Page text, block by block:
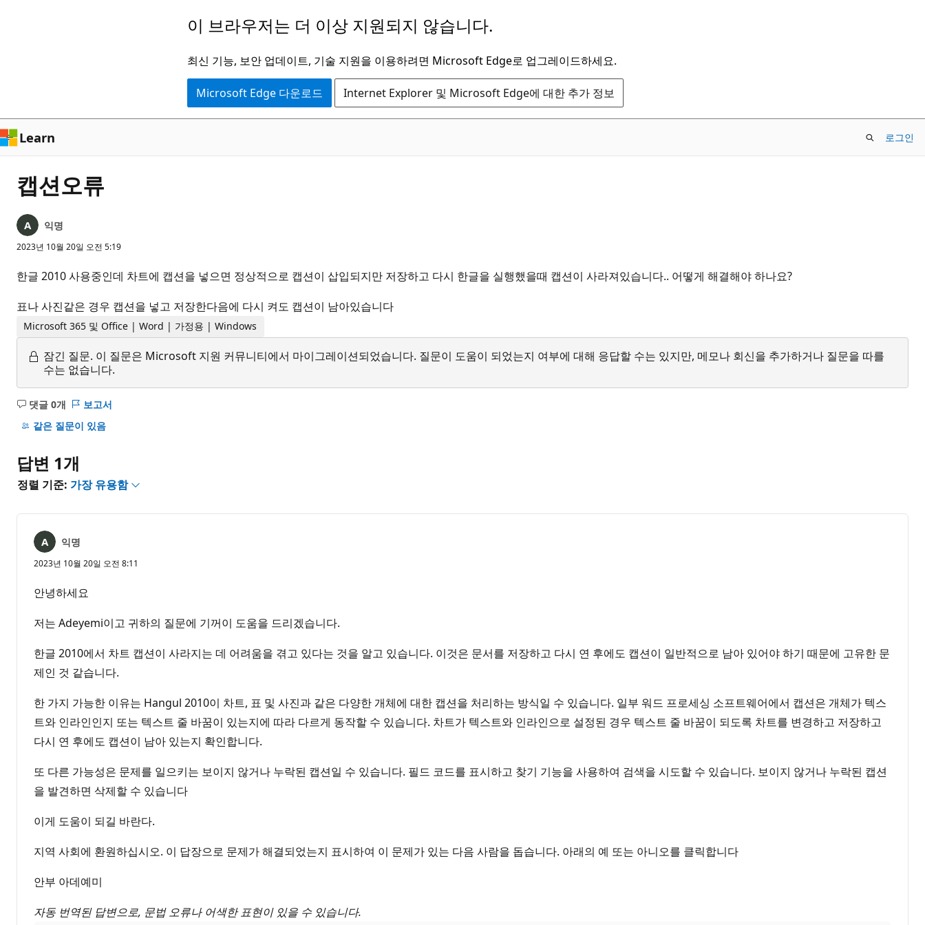
로
건
너
뛰
기
이 브라우저는 더 이상 지원되지 않습니다.
최신 기능, 보안 업데이트, 기술 지원을 이용하려면 Microsoft Edge로 업그레이드하세요.
Microsoft Edge 다운로드 Internet Explorer 및 Microsoft Edge에 대한 추가 정보
Learn 로그인
캡션오류
익명
2023년 10월 20일 오전 5:19
한글 2010 사용중인데 차트에 캡션을 넣으면 정상적으로 캡션이 삽입되지만 저장하고 다시 한글을 실행했을때 캡션이 사라져있습니다.. 어떻게 해결해야 하나요?
표나 사진같은 경우 캡션을 넣고 저장한다음에 다시 켜도 캡션이 남아있습니다
Microsoft 365 및 Office | Word | 가정용 | Windows
잠긴 질문. 이 질문은 Microsoft 지원 커뮤니티에서 마이그레이션되었습니다. 질문이 도움이 되었는지 여부에 대해 응답할 수는 있지만, 메모나 회신을 추가하거나 질문을 따를
수는 없습니다.
댓글 0개
설
명
음
보고서
같은 질문이 있음
답변 1개
정렬 기준: 가장 유용함
익명
2023년 10월 20일 오전 8:11
안녕하세요
저는 Adeyemi이고 귀하의 질문에 기꺼이 도움을 드리겠습니다.
한글 2010에서 차트 캡션이 사라지는 데 어려움을 겪고 있다는 것을 알고 있습니다. 이것은 문서를 저장하고 다시 연 후에도 캡션이 일반적으로 남아 있어야 하기 때문에 고유한 문
제인 것 같습니다.
한 가지 가능한 이유는 Hangul 2010이 차트, 표 및 사진과 같은 다양한 개체에 대한 캡션을 처리하는 방식일 수 있습니다. 일부 워드 프로세싱 소프트웨어에서 캡션은 개체가 텍스
트와 인라인인지 또는 텍스트 줄 바꿈이 있는지에 따라 다르게 동작할 수 있습니다. 차트가 텍스트와 인라인으로 설정된 경우 텍스트 줄 바꿈이 되도록 차트를 변경하고 저장하고
다시 연 후에도 캡션이 남아 있는지 확인합니다.
또 다른 가능성은 문제를 일으키는 보이지 않거나 누락된 캡션일 수 있습니다. 필드 코드를 표시하고 찾기 기능을 사용하여 검색을 시도할 수 있습니다. 보이지 않거나 누락된 캡션
을 발견하면 삭제할 수 있습니다
이게 도움이 되길 바란다.
지역 사회에 환원하십시오. 이 답장으로 문제가 해결되었는지 표시하여 이 문제가 있는 다음 사람을 돕습니다. 아래의 예 또는 아니오를 클릭합니다
안부 아데예미
자동 번역된 답변으로, 문법 오류나 어색한 표현이 있을 수 있습니다.